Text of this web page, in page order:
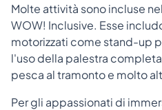
Molte attività sono incluse
WOW! Inclusive. Esse
motorizzati come stand-up
l'uso della palestra
pesca al tramonto e molto
Per gli appassionati di